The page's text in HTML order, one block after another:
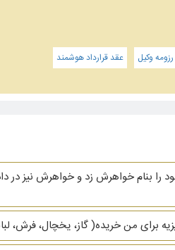
وکیل عقد قرارداد هوشمند
را بنام خواهرش زد و خواهرش نیز در
برای من خریده( گاز، یخچال، فرش،